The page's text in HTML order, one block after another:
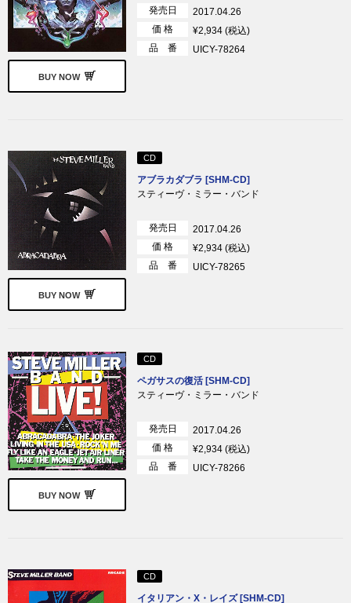
BUY NOW
発売日
2017.04.26
価 格
¥2,934 (税込)
品 番
UICY-78264
BUY NOW
CD
アブラカダブラ [SHM-CD]
スティーヴ・ミラー・バンド
発売日
2017.04.26
価 格
¥2,934 (税込)
品 番
UICY-78265
BUY NOW
CD
ペガサスの復活 [SHM-CD]
スティーヴ・ミラー・バンド
発売日
2017.04.26
価 格
¥2,934 (税込)
品 番
UICY-78266
CD
イタリアン・X・レイズ [SHM-CD]